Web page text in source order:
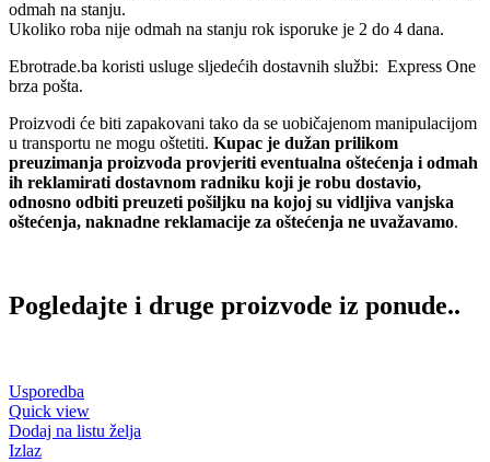
odmah na stanju.
Ukoliko roba nije odmah na stanju rok isporuke je 2 do 4 dana.
Ebrotrade.ba koristi usluge sljedećih dostavnih službi: Express One
brza pošta.
Proizvodi će biti zapakovani tako da se uobičajenom manipulacijom
u transportu ne mogu oštetiti. Kupac je dužan prilikom
preuzimanja proizvoda provjeriti eventualna oštećenja i odmah
ih reklamirati dostavnom radniku koji je robu dostavio,
odnosno odbiti preuzeti pošiljku na kojoj su vidljiva vanjska
oštećenja, naknadne reklamacije za oštećenja ne uvažavamo.
Pogledajte i druge proizvode iz ponude..
Usporedba
Quick view
Dodaj na listu želja
Izlaz